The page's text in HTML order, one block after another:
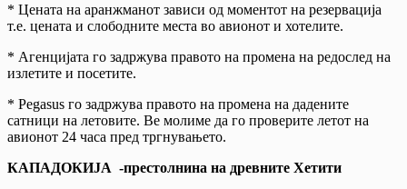
* Цената на аранжманот зависи од моментот на резервација
т.е. цената и слободните места во авионот и хотелите.
* Агенцијата го задржува правото на промена на редослед на
излетите и посетите.
* Pegasus го задржува правото на промена на дадените
сатници на летовите. Ве молиме да го проверите летот на
авионот 24 часа пред тргнувањето.
КАПАДОКИЈА -престолнина на древните Хетити